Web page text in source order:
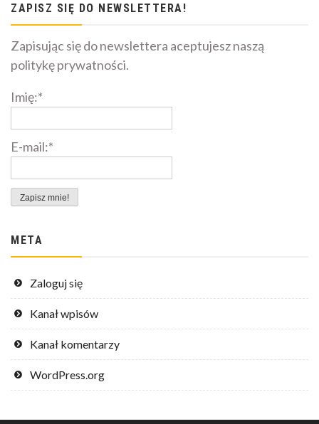
ZAPISZ SIĘ DO NEWSLETTERA!
Zapisując się do newslettera aceptujesz naszą
politykę prywatności.
Imię:*
E-mail:*
META
Zaloguj się
Kanał wpisów
Kanał komentarzy
WordPress.org